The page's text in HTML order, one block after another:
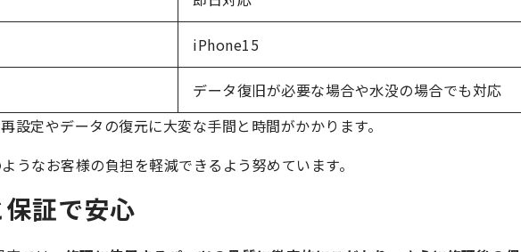
iPhone15
データ復旧が必要な場合や水没の場合でも対応
設定やデータの復元に大変な手間と時間がかかります。
うなお客様の負担を軽減できるよう努めています。
証で安心